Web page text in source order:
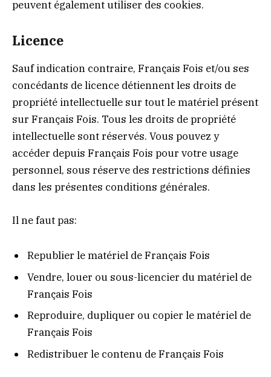
peuvent également utiliser des cookies.
Licence
Sauf indication contraire, Français Fois et/ou ses
concédants de licence détiennent les droits de
propriété intellectuelle sur tout le matériel présent
sur Français Fois. Tous les droits de propriété
intellectuelle sont réservés. Vous pouvez y
accéder depuis Français Fois pour votre usage
personnel, sous réserve des restrictions définies
dans les présentes conditions générales.
Il ne faut pas:
Republier le matériel de Français Fois
Vendre, louer ou sous-licencier du matériel de
Français Fois
Reproduire, dupliquer ou copier le matériel de
Français Fois
Redistribuer le contenu de Français Fois